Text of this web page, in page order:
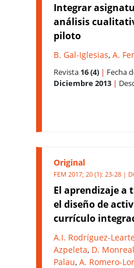
Integrar
análisis
piloto
B. Gal-Iglesias, A.
Revista 16 (4) | Fecha
Diciembre 2013 |
Original
FEM 2017; 20 (1): 23-28 |
El aprendizaje a
el diseño de
currículo
A.I. Rodríguez-
Azpeleta, D. Monreal
Palau, A. Romero-